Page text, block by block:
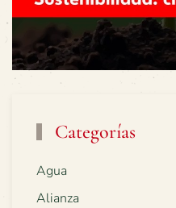
Categorías
Agua
Alianza